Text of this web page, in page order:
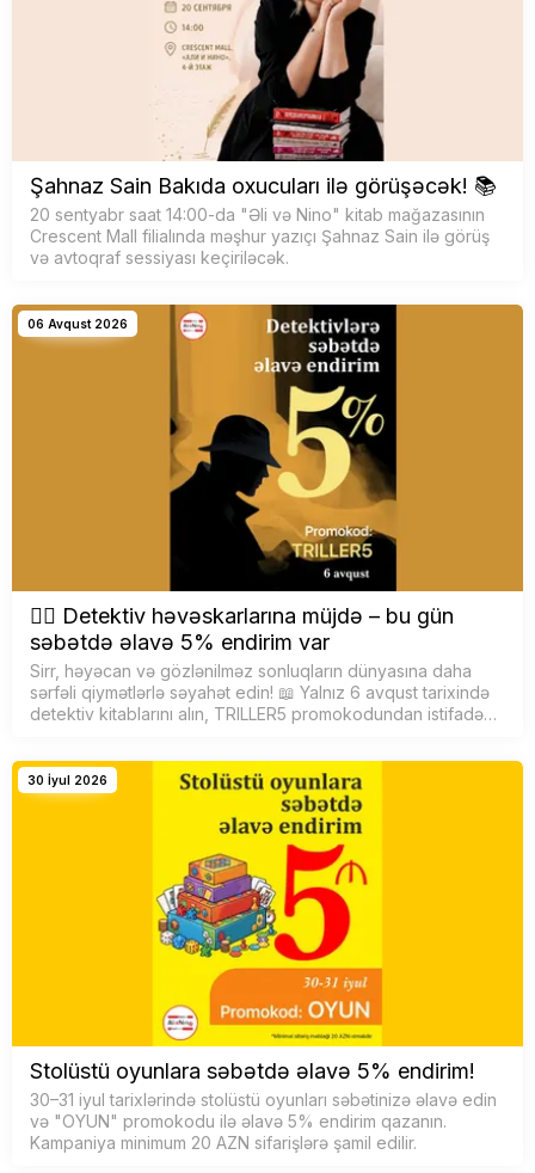
Şahnaz Sain Bakıda oxucuları ilə görüşəcək! 📚
20 sentyabr saat 14:00-da "Əli və Nino" kitab mağazasının
Crescent Mall filialında məşhur yazıçı Şahnaz Sain ilə görüş
və avtoqraf sessiyası keçiriləcək.
06 Avqust 2026
🕵️‍♂️ Detektiv həvəskarlarına müjdə – bu gün
səbətdə əlavə 5% endirim var
Sirr, həyəcan və gözlənilməz sonluqların dünyasına daha
sərfəli qiymətlərlə səyahət edin! 📖 Yalnız 6 avqust tarixində
detektiv kitablarını alın, TRILLER5 promokodundan istifadə
30 İyul 2026
Stolüstü oyunlara səbətdə əlavə 5% endirim!
30–31 iyul tarixlərində stolüstü oyunları səbətinizə əlavə edin
və "OYUN" promokodu ilə əlavə 5% endirim qazanın.
Kampaniya minimum 20 AZN sifarişlərə şamil edilir.